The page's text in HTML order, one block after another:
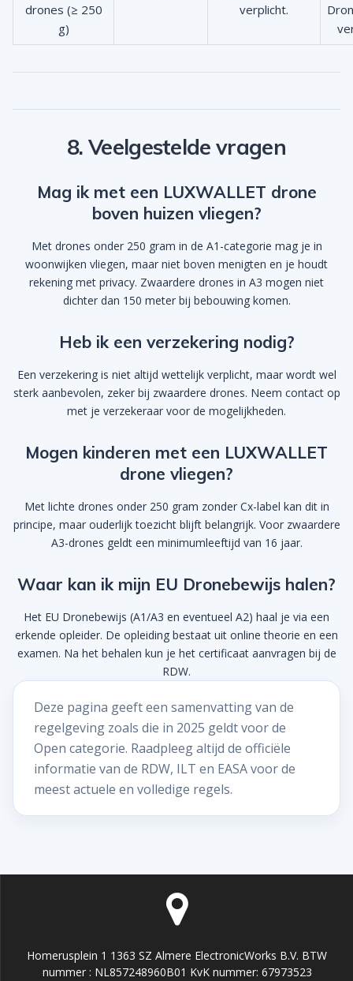
drones (≥ 250
g)
verplicht.
8. Veelgestelde vragen
Mag ik met een LUXWALLET drone
boven huizen vliegen?
Met drones onder 250 gram in de A1-categorie mag je in
woonwijken vliegen, maar niet boven menigten en je houdt
rekening met privacy. Zwaardere drones in A3 mogen niet
dichter dan 150 meter bij bebouwing komen.
Heb ik een verzekering nodig?
Een verzekering is niet altijd wettelijk verplicht, maar wordt wel
sterk aanbevolen, zeker bij zwaardere drones. Neem contact op
met je verzekeraar voor de mogelijkheden.
Mogen kinderen met een LUXWALLET
drone vliegen?
Met lichte drones onder 250 gram zonder Cx-label kan dit in
principe, maar ouderlijk toezicht blijft belangrijk. Voor zwaardere
A3-drones geldt een minimumleeftijd van 16 jaar.
Waar kan ik mijn EU Dronebewijs halen?
Het EU Dronebewijs (A1/A3 en eventueel A2) haal je via een
erkende opleider. De opleiding bestaat uit online theorie en een
examen. Na het behalen kun je het certificaat aanvragen bij de
RDW.
Deze pagina geeft een samenvatting van de
regelgeving zoals die in 2025 geldt voor de
Open categorie. Raadpleeg altijd de officiële
informatie van de RDW, ILT en EASA voor de
meest actuele en volledige regels.
Homerusplein 1 1363 SZ Almere ElectronicWorks B.V. BTW
nummer : NL857248960B01 KvK nummer: 67973523